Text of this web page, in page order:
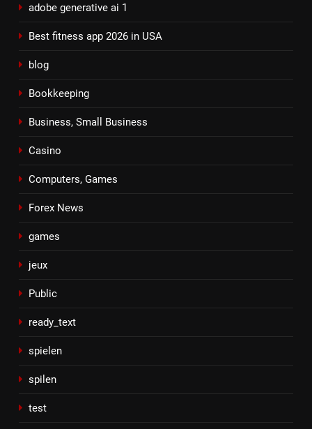
adobe generative ai 1
Best fitness app 2026 in USA
blog
Bookkeeping
Business, Small Business
Casino
Computers, Games
Forex News
games
jeux
Public
ready_text
spielen
spilen
test